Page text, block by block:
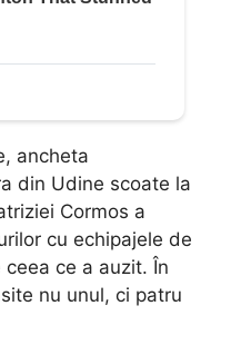
ancheta
din Udine scoate la
Cormos a
cu echipajele de
ce a auzit. În
nu unul, ci patru